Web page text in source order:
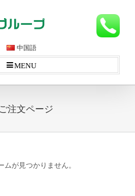
MENU
中国語
注文ページ
が見つかりません。